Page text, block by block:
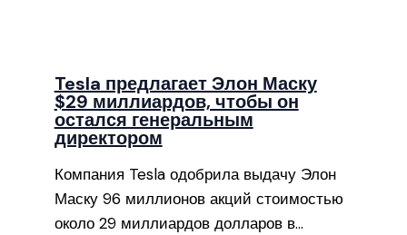
Tesla предлагает Элон Маску
$29 миллиардов, чтобы он
остался генеральным
директором
Компания Tesla одобрила выдачу Элон
Маску 96 миллионов акций стоимостью
около 29 миллиардов долларов в…